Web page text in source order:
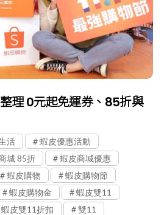
理 0元起免運券、85折與
活
蝦皮優惠活動
城 85折
蝦皮商城優惠
蝦皮購物
蝦皮購物節
蝦皮購物金
蝦皮雙11
蝦皮雙11折扣
雙11